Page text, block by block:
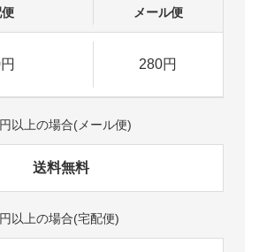
メール便
280円
以上の場合(メール便)
送料無料
以上の場合(宅配便)